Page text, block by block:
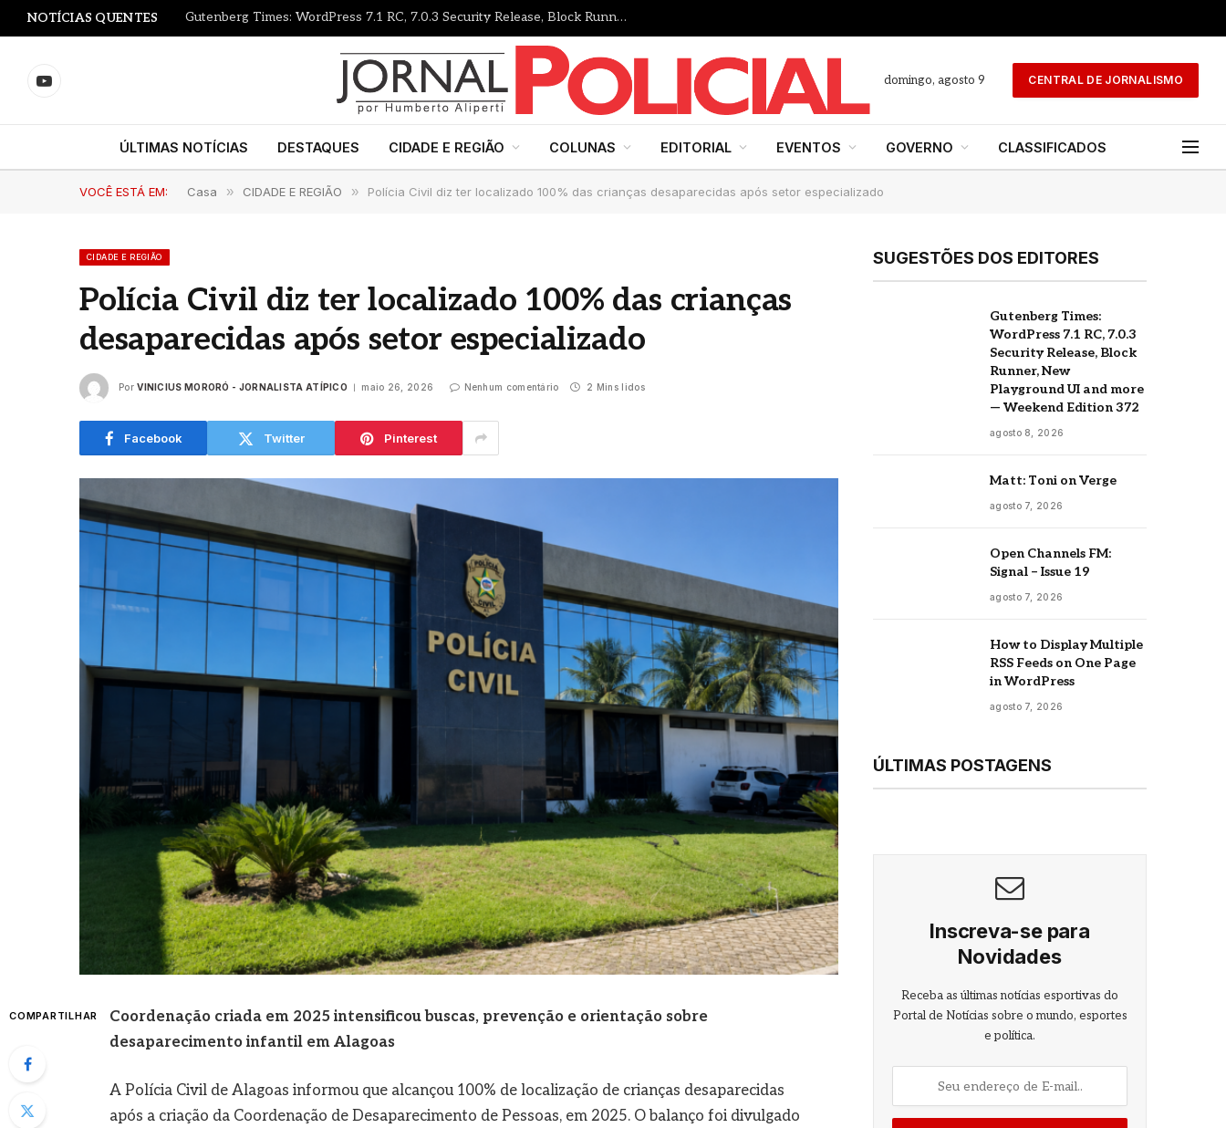
NOTÍCIAS QUENTES Gutenberg Times: WordPress 7.1 RC, 7.0.3 Security Release, Block Runner, New Playground UI and more — Weekend Edition 372
YouTube
domingo, agosto 9 CENTRAL DE JORNALISMO
ÚLTIMAS NOTÍCIAS DESTAQUES CIDADE E REGIÃO COLUNAS EDITORIAL EVENTOS GOVERNO CLASSIFICADOS
VOCÊ ESTÁ EM: Casa » CIDADE E REGIÃO » Polícia Civil diz ter localizado 100% das crianças desaparecidas após setor especializado
CIDADE E REGIÃO
Polícia Civil diz ter localizado 100% das crianças
desaparecidas após setor especializado
Por VINICIUS MORORÓ - JORNALISTA ATÍPICO maio 26, 2026 Nenhum comentário 2 Mins lidos
Facebook Twitter Pinterest
COMPARTILHAR
Coordenação criada em 2025 intensificou buscas, prevenção e orientação sobre
desaparecimento infantil em Alagoas
A Polícia Civil de Alagoas informou que alcançou 100% de localização de crianças desaparecidas
após a criação da Coordenação de Desaparecimento de Pessoas, em 2025. O balanço foi divulgado
SUGESTÕES DOS EDITORES
Gutenberg Times:
WordPress 7.1 RC, 7.0.3
Security Release, Block
Runner, New
Playground UI and more
— Weekend Edition 372
agosto 8, 2026
Matt: Toni on Verge
agosto 7, 2026
Open Channels FM:
Signal – Issue 19
agosto 7, 2026
How to Display Multiple
RSS Feeds on One Page
in WordPress
agosto 7, 2026
ÚLTIMAS POSTAGENS
Inscreva-se para
Novidades
Receba as últimas notícias esportivas do
Portal de Notícias sobre o mundo, esportes
e política.